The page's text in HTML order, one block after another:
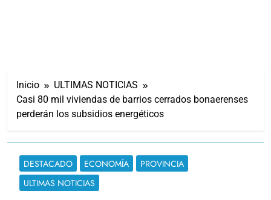
Inicio
ULTIMAS NOTICIAS
Casi 80 mil viviendas de barrios cerrados bonaerenses
perderán los subsidios energéticos
DESTACADO ECONOMÍA
PROVINCIA
ULTIMAS NOTICIAS